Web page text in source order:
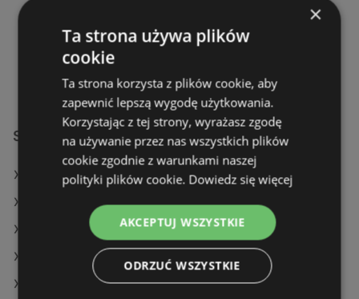
OFERTY:
GAZETKI: 1
ODLEGŁOŚĆ: 342,49 km
Sklepy Media Expert w:
Media Expert w Jelcz-Laskowice
Media Expert w Pułtusk
Media Expert w Wieliczka
Media Expert w Nisko
Media Expert w Łomża
×
Ta strona używa plików
cookie
Ta strona korzysta z plików cookie, aby
zapewnić lepszą wygodę użytkowania.
Korzystając z tej strony, wyrażasz zgodę
na używanie przez nas wszystkich plików
cookie zgodnie z warunkami naszej
polityki plików cookie. Dowiedz się więcej
AKCEPTUJ WSZYSTKIE
ODRZUĆ WSZYSTKIE